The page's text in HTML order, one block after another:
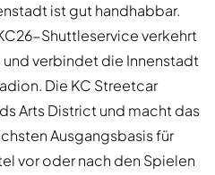
ist gut handhabbar.
Shuttleservice verkehrt
und verbindet die Innenstadt
Die KC Streetcar
Arts District und macht das
Ausgangsbasis für
vor oder nach den Spielen